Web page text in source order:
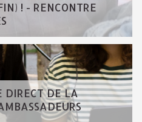
! - RENCONTRE
DIRECT DE LA